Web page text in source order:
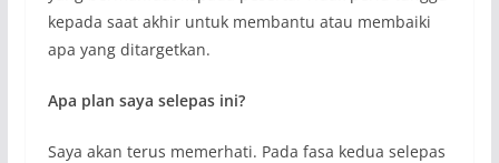
kepada saat akhir untuk membantu atau membaiki
apa yang ditargetkan.
Apa plan saya selepas ini?
Saya akan terus memerhati. Pada fasa kedua selepas